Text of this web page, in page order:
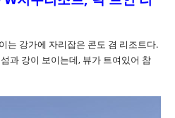
는 강가에 자리잡은 콘도 겸 리조트다.
과 강이 보이는데, 뷰가 트여있어 참